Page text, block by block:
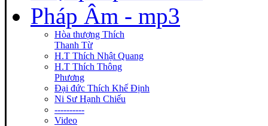
Pháp Âm - mp3
Hòa thượng Thích
Thanh Từ
H.T Thích Nhật Quang
H.T Thích Thông
Phương
Đại đức Thích Khế Định
Ni Sư Hạnh Chiếu
----------
Video